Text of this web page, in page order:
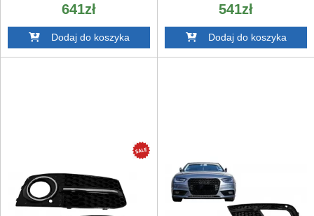
641zł
Dodaj do koszyka
541zł
Dodaj do koszyka